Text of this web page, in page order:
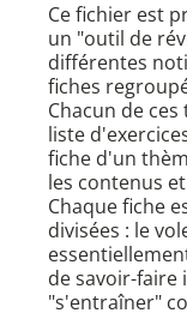
Ce fichier est
un "outil de
différentes
fiches
Chacun de
liste
fiche d'un
les contenus
Chaque fiche
divisées : le
de savoir-faire
"s'entraîner"